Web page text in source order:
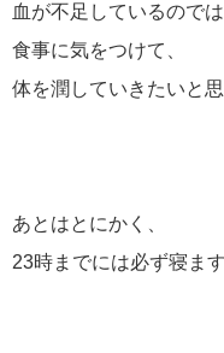
血が不足しているので
食事に気をつけて、
体を潤していきたいと
あとはとにかく、
23時までには必ず寝ます